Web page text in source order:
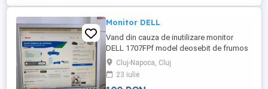
Monitor DELL
Vand din cauza de inutilizare monitor
DELL 1707FPf model deosebit de frumos
si suport rotativ pe orizontala si verticala ,
mufe vga , d-vga 17 inch in perfecta stare
de functionare . Daca este cazul asigur
Cluj-Napoca, Cluj
23 iulie